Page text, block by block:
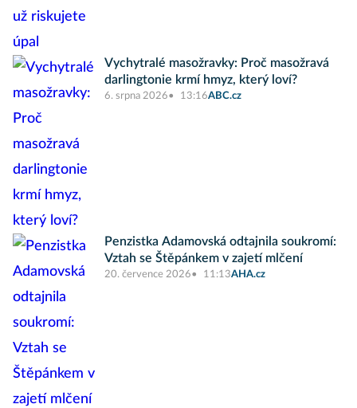
Vychytralé masožravky: Proč masožravá
darlingtonie krmí hmyz, který loví?
6. srpna 2026 13:16ABC.cz
Penzistka Adamovská odtajnila soukromí:
Vztah se Štěpánkem v zajetí mlčení
20. července 2026 11:13AHA.cz